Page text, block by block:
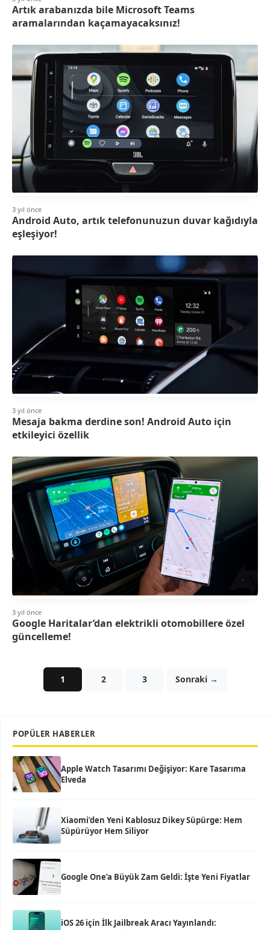
Artık arabanızda bile Microsoft Teams
aramalarından kaçamayacaksınız!
3 yıl önce
Android Auto, artık telefonunuzun duvar kağıdıyla
eşleşiyor!
3 yıl önce
Mesaja bakma derdine son! Android Auto için
etkileyici özellik
3 yıl önce
Google Haritalar’dan elektrikli otomobillere özel
güncelleme!
1 2 3 Sonraki →
POPÜLER HABERLER
Apple Watch Tasarımı Değişiyor: Kare Tasarıma
Elveda
Xiaomi’den Yeni Kablosuz Dikey Süpürge: Hem
Süpürüyor Hem Siliyor
Google One’a Büyük Zam Geldi: İşte Yeni Fiyatlar
iOS 26 için İlk Jailbreak Aracı Yayınlandı: